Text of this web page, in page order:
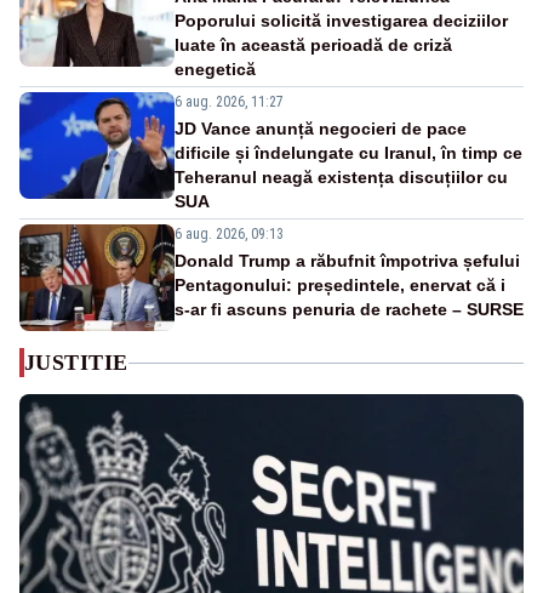
Poporului solicită investigarea deciziilor
luate în această perioadă de criză
enegetică
6 aug. 2026, 11:27
JD Vance anunță negocieri de pace
dificile și îndelungate cu Iranul, în timp ce
Teheranul neagă existența discuțiilor cu
SUA
6 aug. 2026, 09:13
Donald Trump a răbufnit împotriva șefului
Pentagonului: președintele, enervat că i
s-ar fi ascuns penuria de rachete – SURSE
JUSTITIE